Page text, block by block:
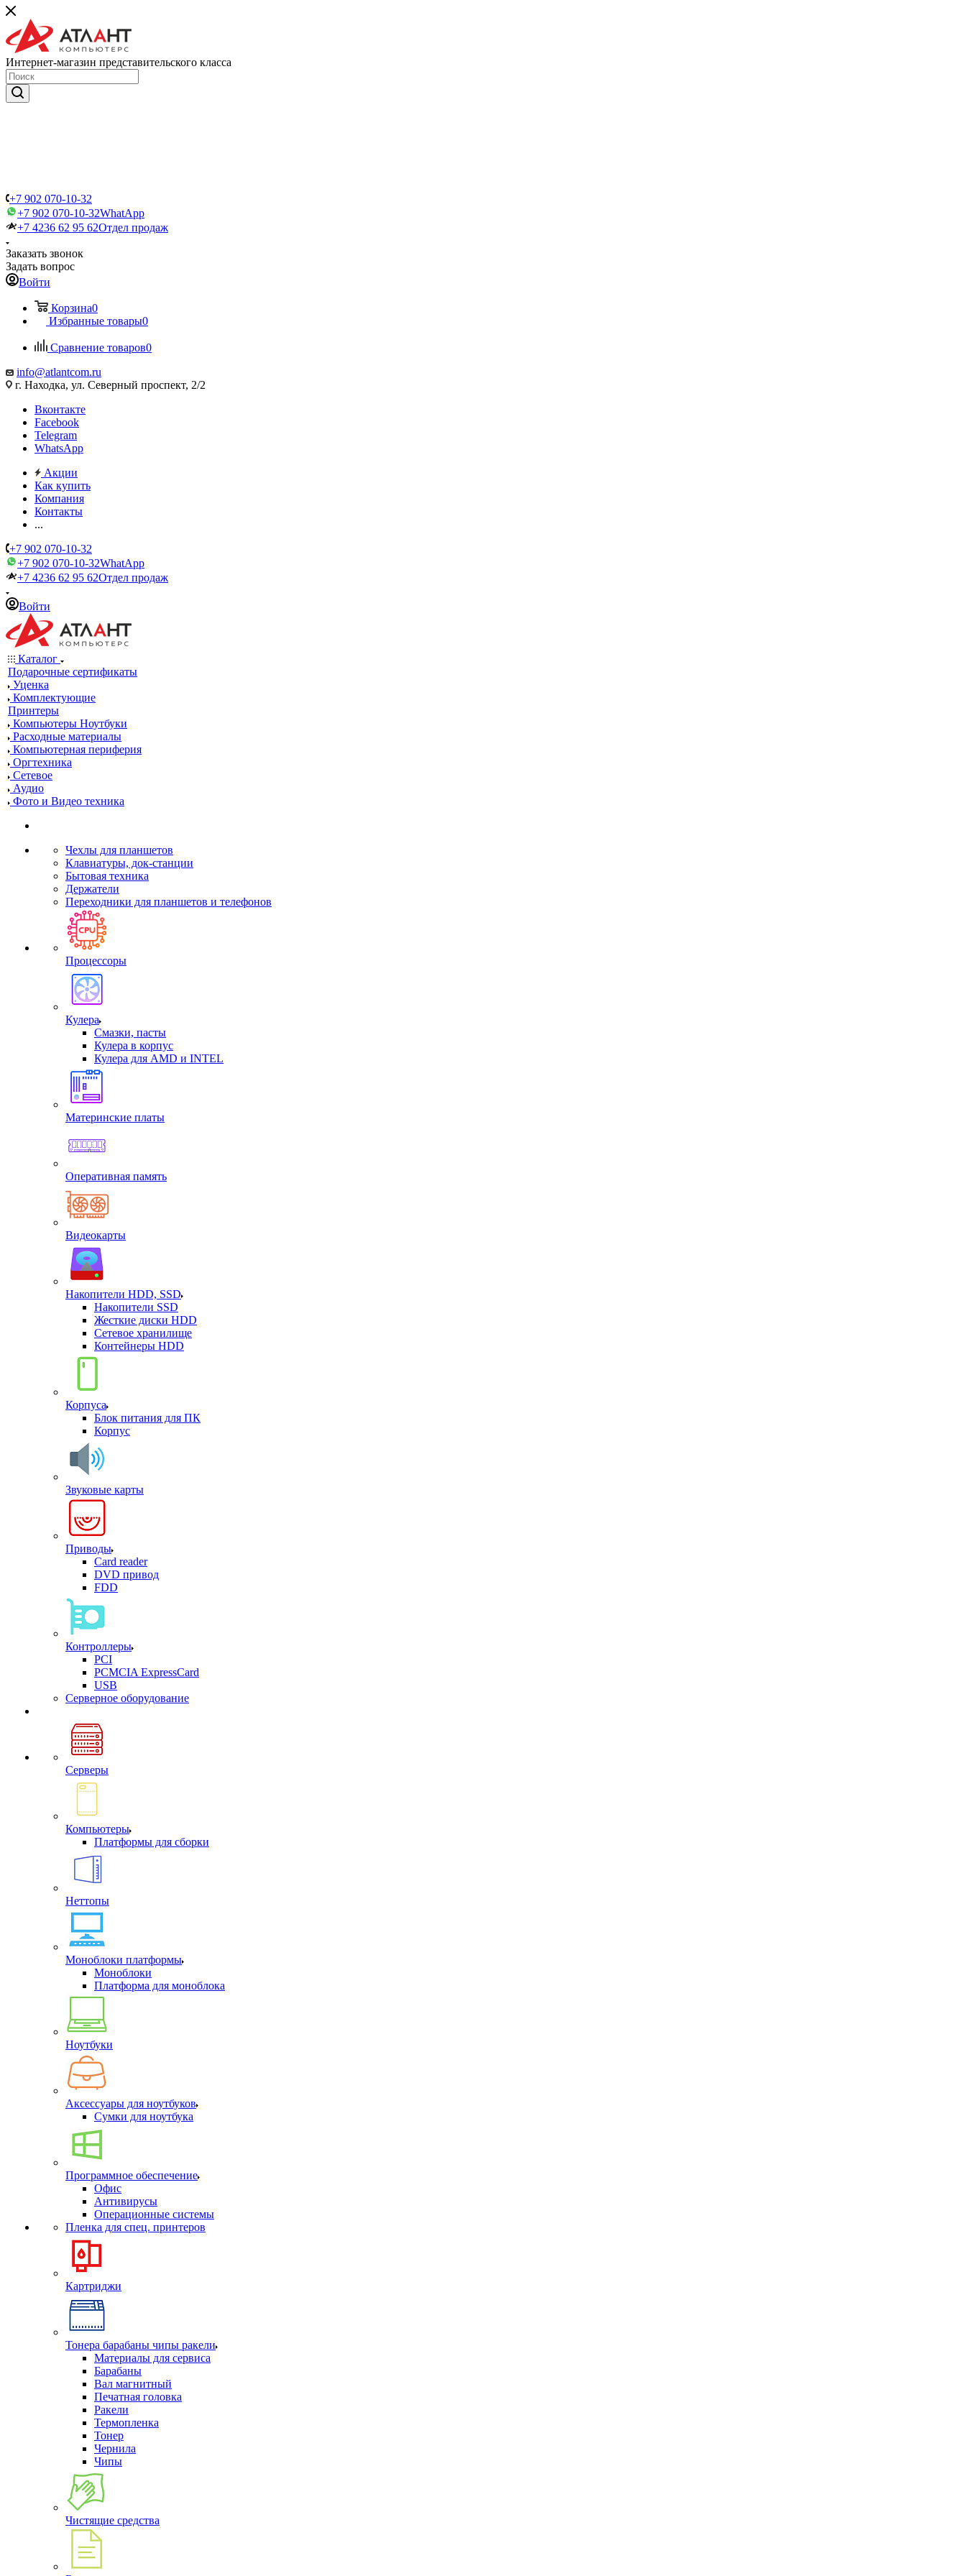
Интернет-магазин представительского класса
+7 902 070-10-32
+7 902 070-10-32WhatApp
+7 4236 62 95 62Отдел продаж
Заказать звонок
Задать вопрос
Войти
Корзина0
Избранные товары0
Сравнение товаров0
info@atlantcom.ru
г. Находка, ул. Северный проспект, 2/2
Вконтакте
Facebook
Telegram
WhatsApp
Акции
Как купить
Компания
Контакты
...
+7 902 070-10-32
+7 902 070-10-32WhatApp
+7 4236 62 95 62Отдел продаж
Войти
Каталог
Подарочные сертификаты
Уценка
Комплектующие
Принтеры
Компьютеры Ноутбуки
Расходные материалы
Компьютерная периферия
Оргтехника
Сетевое
Аудио
Фото и Видео техника
Чехлы для планшетов
Клавиатуры, док-станции
Бытовая техника
Держатели
Переходники для планшетов и телефонов
Процессоры
Кулера
Смазки, пасты
Кулера в корпус
Кулера для AMD и INTEL
Материнские платы
Оперативная память
Видеокарты
Накопители HDD, SSD
Накопители SSD
Жесткие диски HDD
Сетевое хранилище
Контейнеры HDD
Корпуса
Блок питания для ПК
Корпус
Звуковые карты
Приводы
Card reader
DVD привод
FDD
Контроллеры
PCI
PCMCIA ExpressCard
USB
Cерверное оборудование
Серверы
Компьютеры
Платформы для сборки
Неттопы
Моноблоки платформы
Моноблоки
Платформа для моноблока
Ноутбуки
Аксессуары для ноутбуков
Сумки для ноутбука
Программное обеспечение
Офис
Антивирусы
Операционные системы
Пленка для спец. принтеров
Картриджи
Тонера барабаны чипы ракели
Материалы для сервиса
Барабаны
Вал магнитный
Печатная головка
Ракели
Термопленка
Тонер
Чернила
Чипы
Чистящие средства